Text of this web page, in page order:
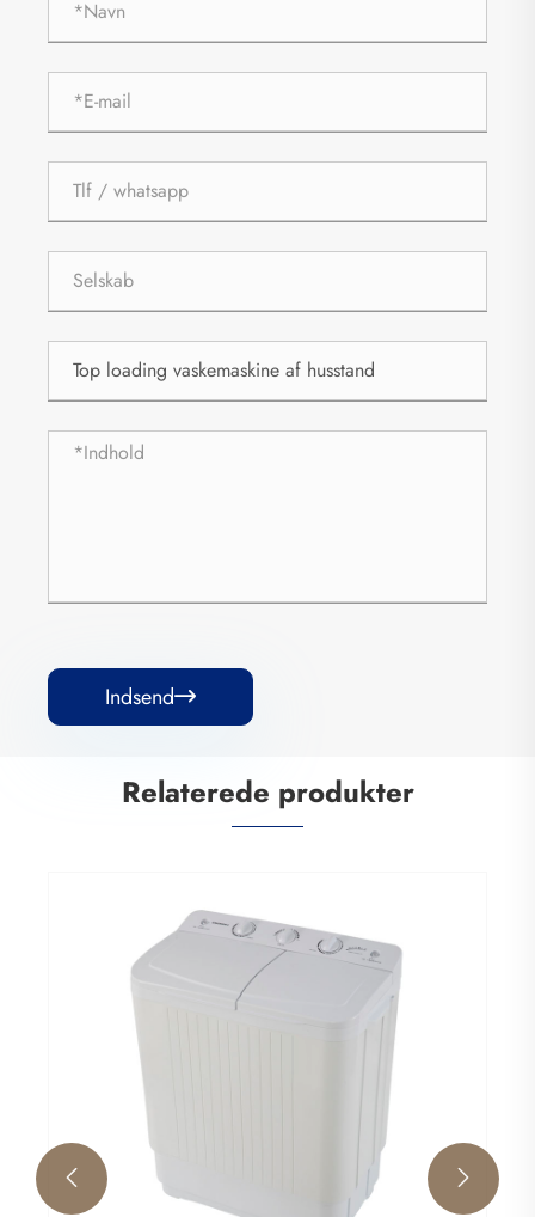
Indsend
Relaterede produkter
 